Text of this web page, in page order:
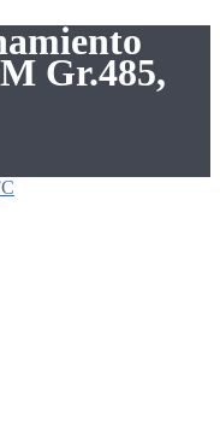
Gr.485,